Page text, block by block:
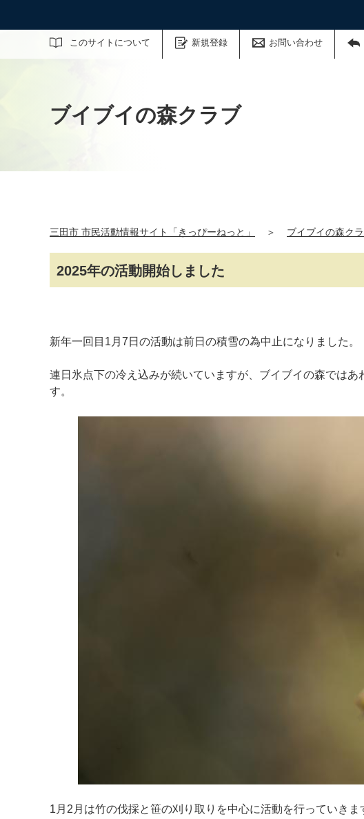
このサイトについて 新規登録 お問い合わせ
サイト内検索
ブイブイの森クラブ
三田市 市民活動情報サイト「きっぴーねっと」 ＞ ブイブイの森ク
2025年の活動開始しました
新年一回目1月7日の活動は前日の積雪の為中止になりました。
連日氷点下の冷え込みが続いていますが、ブイブイの森では
す。
1月2月は竹の伐採と笹の刈り取りを中心に活動を行っていき